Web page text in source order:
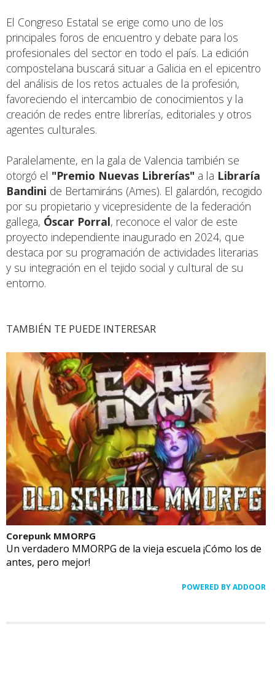
El Congreso Estatal se erige como uno de los
principales foros de encuentro y debate para los
profesionales del sector en todo el país. La edición
compostelana buscará situar a Galicia en el epicentro
del análisis de los retos actuales de la profesión,
favoreciendo el intercambio de conocimientos y la
creación de redes entre librerías, editoriales y otros
agentes culturales.
Paralelamente, en la gala de Valencia también se
otorgó el "Premio Nuevas Librerías" a la Libraría
Bandini de Bertamiráns (Ames). El galardón, recogido
por su propietario y vicepresidente de la federación
gallega, Óscar Porral, reconoce el valor de este
proyecto independiente inaugurado en 2024, que
destaca por su programación de actividades literarias
y su integración en el tejido social y cultural de su
entorno.
TAMBIÉN TE PUEDE INTERESAR
Corepunk MMORPG
Un verdadero MMORPG de la vieja escuela ¡Cómo los de
antes, pero mejor!
POWERED BY ADDOOR